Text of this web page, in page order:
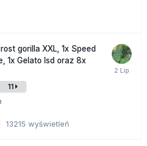
gorilla XXL, 1x Speed
1x Gelato lsd oraz 8x
11
13215 wyświetleń